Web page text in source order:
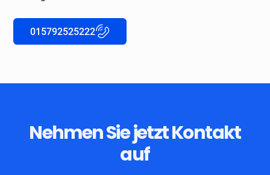
015792525222
Nehmen Sie jetzt Kontakt
auf